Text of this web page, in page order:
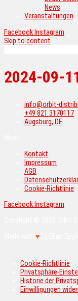
News
Veranstaltungen
Facebook Instagram
Skip to content
2024-09-
info@orbit-
+49 821 3170117
Augsburg, DE
Kontakt
Impressum
AGB
Cookie-Richtlinie
Facebook Instagram
♥
Cookie-Richtlinie
Privatsphäre-
Historie der
Einwilligungen